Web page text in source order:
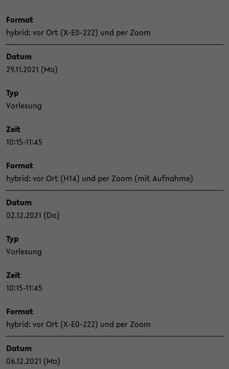
For­mat
hy­brid: vor Ort (X-​E0-222) und per Zoom
Datum
29.11.2021 (Mo)
Typ
Vor­le­sung
Zeit
10:15-11:45
For­mat
hy­brid: vor Ort (H14) und per Zoom (mit Auf­nah­me)
Datum
02.12.2021 (Do)
Typ
Vor­le­sung
Zeit
10:15-11:45
For­mat
hy­brid: vor Ort (X-​E0-222) und per Zoom
Datum
06.12.2021 (Mo)